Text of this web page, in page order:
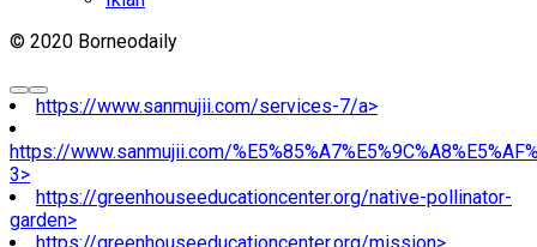
© 2020 Borneodaily
https://www.sanmujii.com/services-7/a>
https://www.sanmujii.com/
3>
https://greenhouseeducationcenter.org/native-pollinator-
garden>